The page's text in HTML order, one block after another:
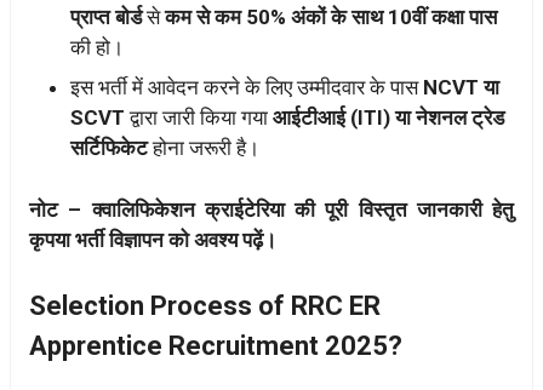
प्राप्त बोर्डसेकम से कम 50% अंकों के साथ 10वीं कक्षा पास
की हो।
इस भर्ती में आवेदन करने के लिए उम्मीदवार के पास NCVT या
SCVT द्वारा जारी किया गया आईटीआई (ITI) या नेशनल ट्रेड
सर्टिफिकेटहोना जरूरी है।
नोट – क्वालिफिकेशन क्राईटेरिया की पूरी विस्तृत जानकारी हेतु
कृपया भर्ती विज्ञापन को अवश्य पढ़ें।
Selection Process of RRC ER
Apprentice Recruitment 2025?